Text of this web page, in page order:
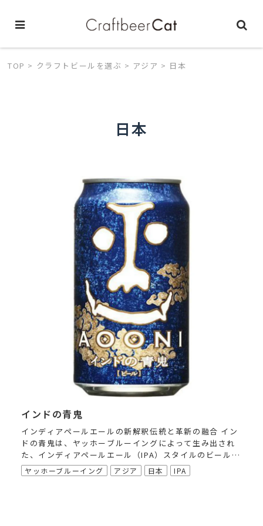
TOP > クラフトビールを選ぶ > アジア > 日本
日本
インドの青鬼
インディアペールエールの新解釈伝統と革新の融合 イン
ドの青鬼は、ヤッホーブルーイングによって生み出され
た、インディアペールエール（IPA）スタイルのビールで
す。その名前は、ビアスタイルの発祥地「インド」と、
使用されるホップの苦味や青々しさを...
ヤッホーブルーイング アジア 日本 IPA